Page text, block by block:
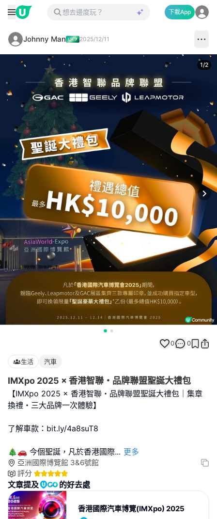
下載App
Johnny Man 2025/12/11
1/2
0 0
生活 汽車
IMXpo 2025 × 香港智聯・品牌聯盟聖誕大禮包
【IMXpo 2025 × 香港智聯・品牌聯盟聖誕大禮包｜集章
換禮・三大品牌一次體驗】
了解車款：bit.ly/4a8suT8
🎄🚗 今個聖誕，凡於香港國際... 更多
亞洲國際博覽館 3&6號館
評分
文章提及 的好去處
香港國際汽車博覽(IMXpo) 2025